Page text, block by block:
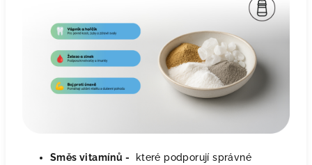
Směs vitamínů -
které podporují správné